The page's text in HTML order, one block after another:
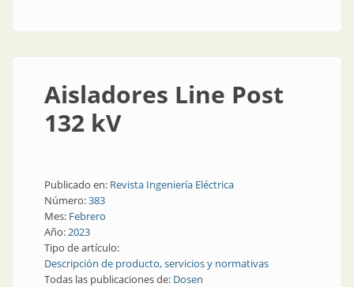
Aisladores Line Post
132 kV
Publicado en: Revista Ingeniería Eléctrica
Número:383
Mes: Febrero
Año:2023
Tipo de artículo:
Descripción de producto, servicios y normativas
Todas las publicaciones de: Dosen